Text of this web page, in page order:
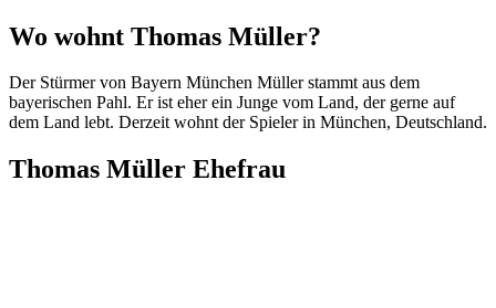
Wo wohnt Thomas Müller?
Der Stürmer von Bayern München Müller stammt aus dem
bayerischen Pahl. Er ist eher ein Junge vom Land, der gerne auf
dem Land lebt. Derzeit wohnt der Spieler in München, Deutschland.
Thomas Müller Ehefrau